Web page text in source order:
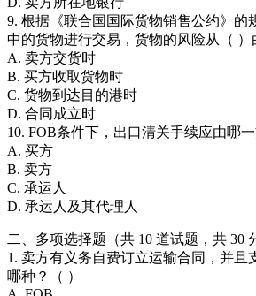
9. 根据《联合国国际货物销售公约》的
中的货物进行交易，货物的风险从（ ）
A. 卖方交货时
B. 买方收取货物时
C. 货物到达目的港时
D. 合同成立时
10. FOB条件下，出口清关手续应由哪一
A. 买方
B. 卖方
C. 承运人
D. 承运人及其代理人
二、多项选择题（共 10 道试题，共 30
1. 卖方有义务自费订立运输合同，并且
哪种？（ ）